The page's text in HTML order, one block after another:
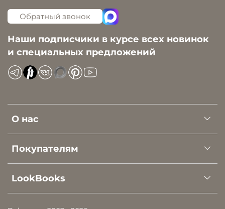
О нас
Покупателям
LookBooks
Обратный звонок
Наши подписчики в курсе всех новинок
и специальных предложений